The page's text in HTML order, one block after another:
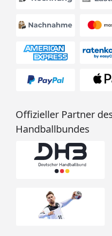
Offizieller Partner
Handballbundes